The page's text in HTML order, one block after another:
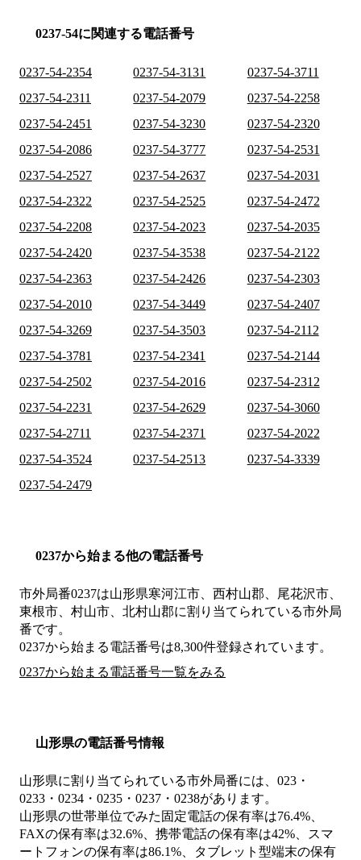
0237-54に関連する電話番号
0237-54-2354 0237-54-3131
0237-54-3711
0237-54-2311
0237-54-2079
0237-54-2258
0237-54-2451
0237-54-3230
0237-54-2320
0237-54-2086
0237-54-3777
0237-54-2531
0237-54-2527
0237-54-2637
0237-54-2031
0237-54-2322
0237-54-2525
0237-54-2472
0237-54-2208
0237-54-2023
0237-54-2035
0237-54-2420
0237-54-3538
0237-54-2122
0237-54-2363
0237-54-2426
0237-54-2303
0237-54-2010
0237-54-3449
0237-54-2407
0237-54-3269
0237-54-3503
0237-54-2112
0237-54-3781
0237-54-2341
0237-54-2144
0237-54-2502
0237-54-2016
0237-54-2312
0237-54-2231
0237-54-2629
0237-54-3060
0237-54-2711
0237-54-2371
0237-54-2022
0237-54-3524
0237-54-2513
0237-54-3339
0237-54-2479
0237から始まる他の電話番号
市外局番0237は山形県寒河江市、西村山郡、尾花沢市、
東根市、村山市、北村山郡に割り当てられている市外局
番です。
0237から始まる電話番号は8,300件登録されています。
0237から始まる電話番号一覧をみる
山形県の電話番号情報
山形県に割り当てられている市外局番には、023・
0233・0234・0235・0237・0238があります。
山形県の世帯単位でみた固定電話の保有率は76.4%、
FAXの保有率は32.6%、携帯電話の保有率は42%、スマ
ートフォンの保有率は86.1%、タブレット型端末の保有